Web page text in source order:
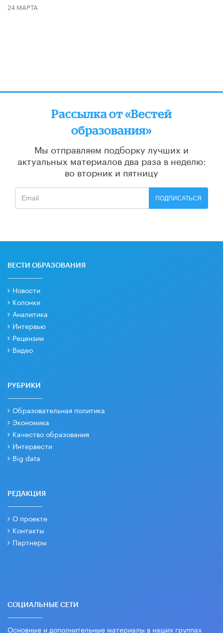
24 МАРТА
Рассылка от «Вестей
образования»
Мы отправляем подборку лучших и
актуальных материалов два раза в неделю:
во вторник и пятницу
ПОДПИСАТЬСЯ
ВЕСТИ ОБРАЗОВАНИЯ
Новости
Колонки
Аналитика
Интервью
Рецензии
Видео
РУБРИКИ
Образовательная политика
Экономика
Качество образования
Интервести
Big data
РЕДАКЦИЯ
О проекте
Контакты
Партнеры
СОЦИАЛЬНЫЕ СЕТИ
Основные и дополнительные материалы в наших группах